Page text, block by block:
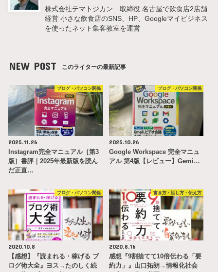
株式会社テマトジカン 取締役 名古屋で飲食店2店舗
経営 小さな飲食店のSNS、HP、Googleマイビジネス
を使ったネット集客教室を運営
NEW POST このライターの最新記事
ブログ・パソコン関係
2025.11.26
Instagram完全マニュアル［第3
版］書評｜2025年最新版を読ん
だ正直…
ブログ・パソコン関係
2025.10.26
Google Workspace 完全マニュ
アル 第4版【レビュー】Gemi…
ブログ・パソコン関係
2020.10.8
【感想】『読まれる・稼げる ブ
ログ術大全』ヨス→たのしく続
書き方・話し方・伝え方
2020.8.16
感想『9割捨てて10倍伝わる「要
約力」』山口拓朗→情報化社会